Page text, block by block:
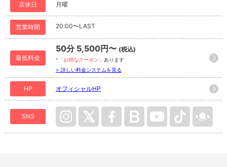
店休日 月曜
営業時間 20:00〜LAST
最低料金
50分 5,500円〜 (税込)
*「お得なクーポン」 あります
> 詳しい料金システムを見る
HP オフィシャルHP
SNS